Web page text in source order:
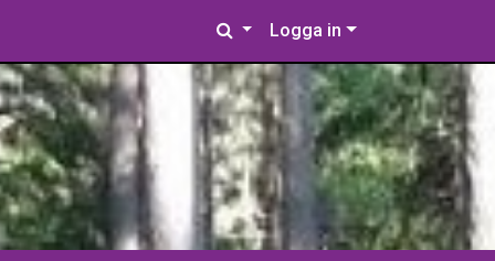
Logga in